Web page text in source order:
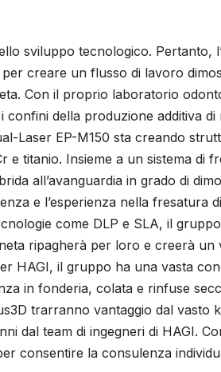
sviluppo tecnologico. Pertanto,
creare un flusso di lavoro
Con il proprio laboratorio
confini della produzione additiva
Laser EP-M150 sta creando
e titanio. Insieme a un sistema di
all’avanguardia in grado di
e l’esperienza nella fresatura
come DLP e SLA, il
ripagherà per loro e creerà un
HAGI, il gruppo ha una vasta
in fonderia, colata e rinfuse
trarranno vantaggio dal vasto
dal team di ingegneri di HAGI.
consentire la consulenza